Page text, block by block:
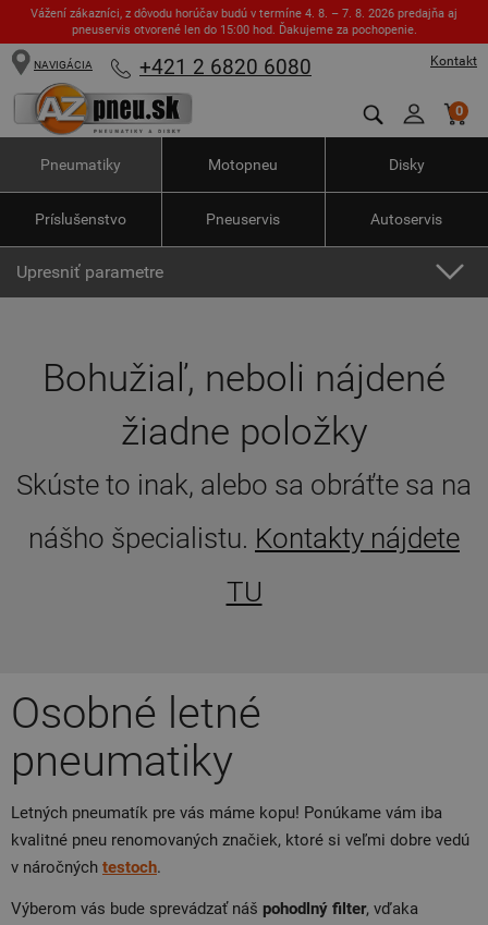
Vážení zákazníci, z dôvodu horúčav budú v termíne 4. 8. – 7. 8. 2026 predajňa aj
pneuservis otvorené len do 15:00 hod. Ďakujeme za pochopenie.
Kontakt
NAVIGÁCIA +421 2 6820 6080
0
Pneumatiky Motopneu Disky
Príslušenstvo Pneuservis Autoservis
Upresniť parametre
Bohužiaľ, neboli nájdené
žiadne položky
Skúste to inak, alebo sa obráťte sa na
nášho špecialistu. Kontakty nájdete
TU
Osobné letné
pneumatiky
Letných pneumatík pre vás máme kopu! Ponúkame vám iba
kvalitné pneu renomovaných značiek, ktoré si veľmi dobre vedú
v náročných testoch.
Výberom vás bude sprevádzať náš pohodlný filter, vďaka